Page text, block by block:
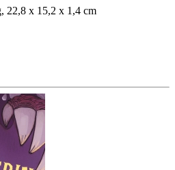
22,8 x 15,2 x 1,4 cm